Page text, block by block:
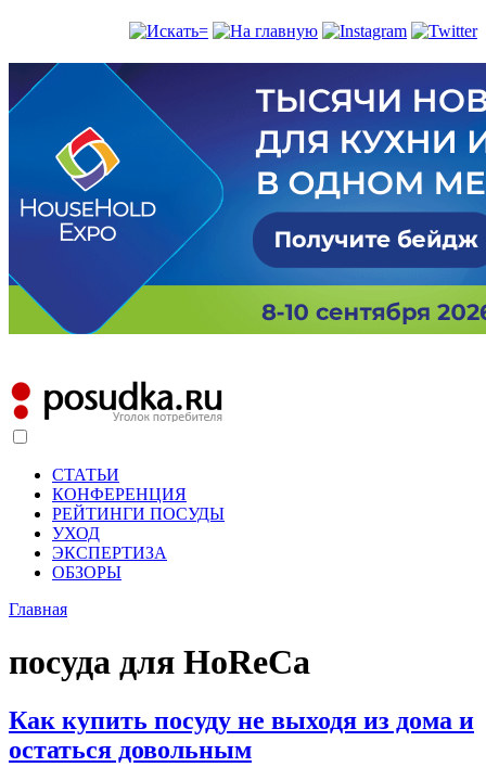
СТАТЬИ
КОНФЕРЕНЦИЯ
РЕЙТИНГИ ПОСУДЫ
УХОД
ЭКСПЕРТИЗА
ОБЗОРЫ
Главная
посуда для HoReCa
Как купить посуду не выходя из дома и
остаться довольным